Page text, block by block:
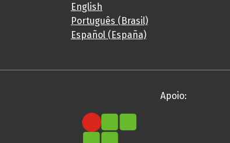
English
Português (Brasil)
Español (España)
Apoio: